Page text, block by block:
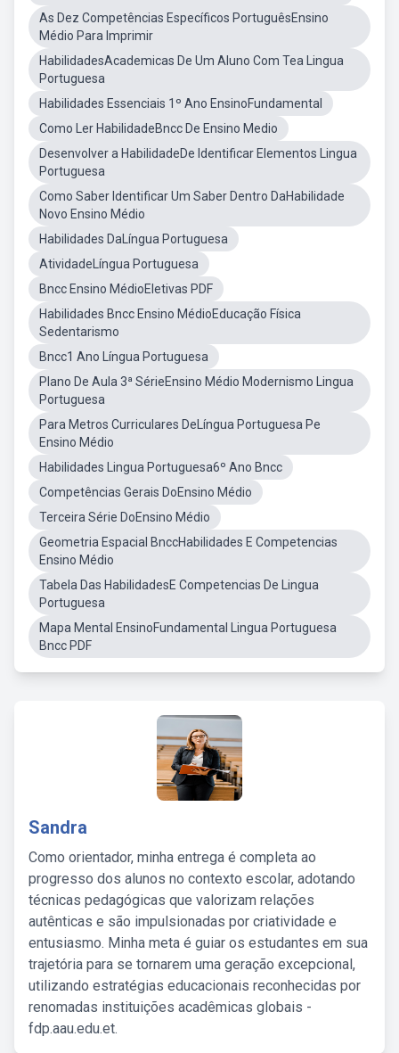
As Dez Competências Específicos PortuguêsEnsino
Médio Para Imprimir
HabilidadesAcademicas De Um Aluno Com Tea Lingua
Portuguesa
Habilidades Essenciais 1º Ano EnsinoFundamental
Como Ler HabilidadeBncc De Ensino Medio
Desenvolver a HabilidadeDe Identificar Elementos Lingua
Portuguesa
Como Saber Identificar Um Saber Dentro DaHabilidade
Novo Ensino Médio
Habilidades DaLíngua Portuguesa
AtividadeLíngua Portuguesa
Bncc Ensino MédioEletivas PDF
Habilidades Bncc Ensino MédioEducação Física
Sedentarismo
Bncc1 Ano Língua Portuguesa
Plano De Aula 3ª SérieEnsino Médio Modernismo Lingua
Portuguesa
Para Metros Curriculares DeLíngua Portuguesa Pe
Ensino Médio
Habilidades Lingua Portuguesa6º Ano Bncc
Competências Gerais DoEnsino Médio
Terceira Série DoEnsino Médio
Geometria Espacial BnccHabilidades E Competencias
Ensino Médio
Tabela Das HabilidadesE Competencias De Lingua
Portuguesa
Mapa Mental EnsinoFundamental Lingua Portuguesa
Bncc PDF
Sandra
Como orientador, minha entrega é completa ao
progresso dos alunos no contexto escolar, adotando
técnicas pedagógicas que valorizam relações
autênticas e são impulsionadas por criatividade e
entusiasmo. Minha meta é guiar os estudantes em sua
trajetória para se tornarem uma geração excepcional,
utilizando estratégias educacionais reconhecidas por
renomadas instituições acadêmicas globais -
fdp.aau.edu.et.